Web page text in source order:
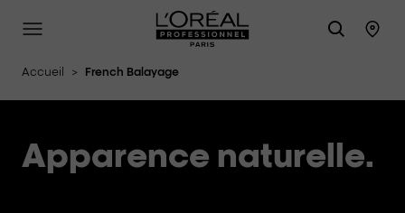
L'Oréal Professionnel Paris
Site Menu
Accueil > French Balayage
Apparence naturelle.